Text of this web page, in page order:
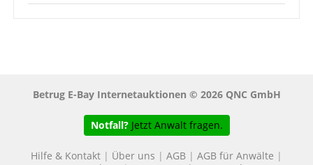
Betrug E-Bay Internetauktionen © 2026 QNC GmbH
Notfall? Jetzt Anwalt fragen.
Hilfe & Kontakt | Über uns | AGB | AGB für Anwälte |